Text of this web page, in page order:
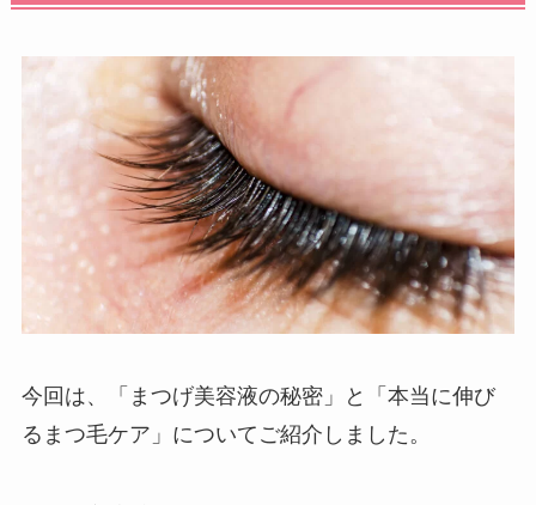
今回は、「まつげ美容液の秘密」と「本当に伸び
るまつ毛ケア」についてご紹介しました。